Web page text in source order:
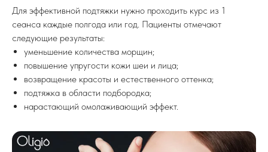
Для эффективной подтяжки нужно проходить курс из 1
сеанса каждые полгода или год. Пациенты отмечают
следующие результаты:
уменьшение количества морщин;
повышение упругости кожи шеи и лица;
возвращение красоты и естественного оттенка;
подтяжка в области подбородка;
нарастающий омолаживающий эффект.